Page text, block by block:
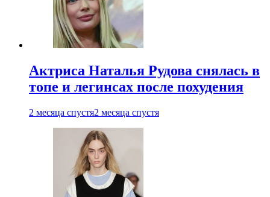
Актриса Наталья Рудова снялась в
топе и легинсах после похудения
2 месяца спустя2 месяца спустя